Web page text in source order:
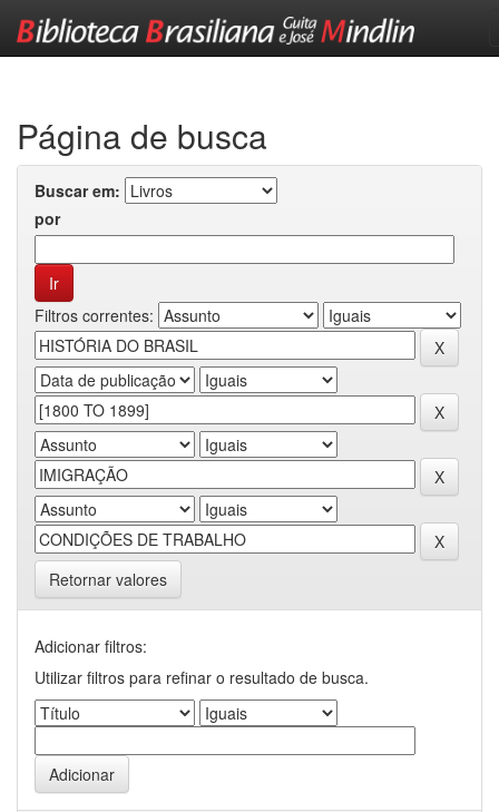
Página de busca
Buscar em:
por
Filtros correntes:
Retornar valores
Adicionar filtros:
Utilizar filtros para refinar o resultado de busca.